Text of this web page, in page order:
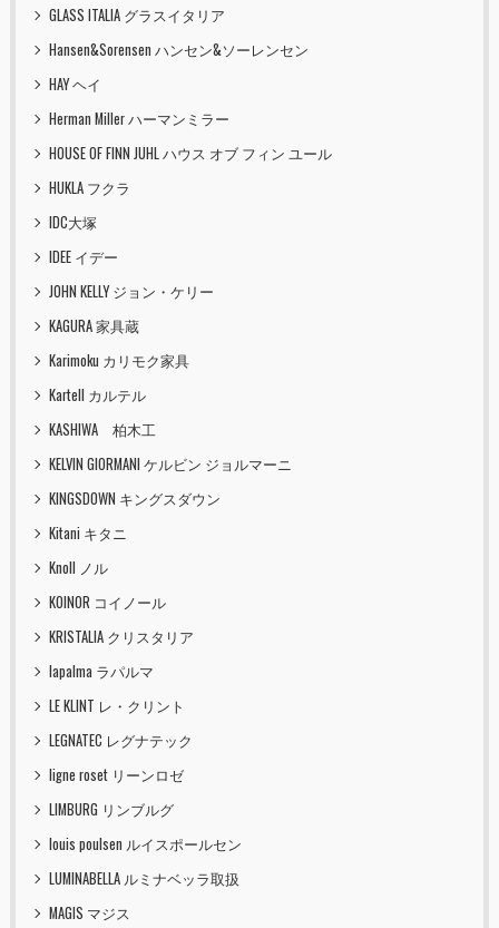
GLASS ITALIA グラスイタリア
Hansen&Sorensen ハンセン&ソーレンセン
HAY ヘイ
Herman Miller ハーマンミラー
HOUSE OF FINN JUHL ハウス オブ フィン ユール
HUKLA フクラ
IDC大塚
IDEE イデー
JOHN KELLY ジョン・ケリー
KAGURA 家具蔵
Karimoku カリモク家具
Kartell カルテル
KASHIWA 柏木工
KELVIN GIORMANI ケルビン ジョルマーニ
KINGSDOWN キングスダウン
Kitani キタニ
Knoll ノル
KOINOR コイノール
KRISTALIA クリスタリア
lapalma ラパルマ
LE KLINT レ・クリント
LEGNATEC レグナテック
ligne roset リーンロゼ
LIMBURG リンブルグ
louis poulsen ルイスポールセン
LUMINABELLA ルミナベッラ取扱
MAGIS マジス